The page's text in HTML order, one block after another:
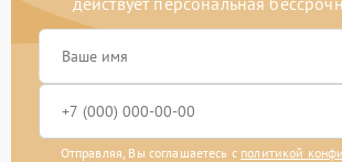
Отправляя, Вы соглашаетесь с политикой